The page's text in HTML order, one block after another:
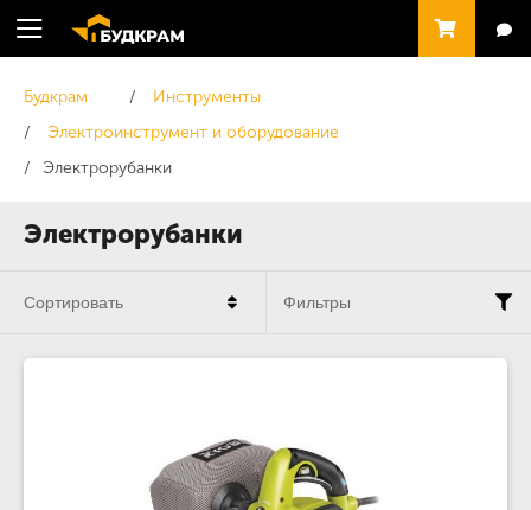
Электрорубанки
Будкрам
Инструменты
Электроинструмент и оборудование
Электрорубанки
Сортировать Фильтры